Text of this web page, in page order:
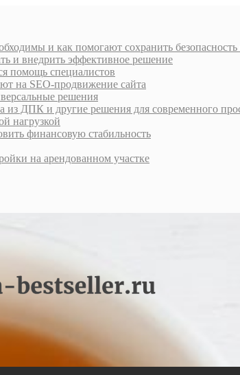
и как помогают сохранить
и внедрить эффективное решение
помощь специалистов
на SEO-продвижение сайта
решения
ДПК и другие решения для современного
нагрузкой
финансовую стабильность
на арендованном участке